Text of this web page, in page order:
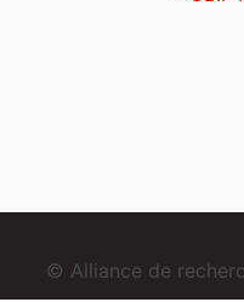
© Alliance de